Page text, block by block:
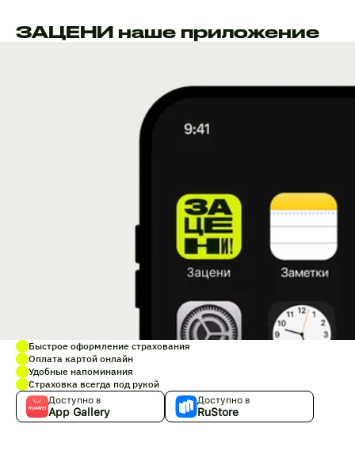
ЗАЦЕНИ наше приложение
Быстрое оформление страхования
Оплата картой онлайн
Удобные напоминания
Страховка всегда под рукой
Доступно в
App Gallery
Доступно в
RuStore